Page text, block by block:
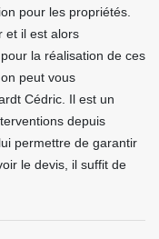
pour les propriétés.
et il est alors
la réalisation de ces
peut vous
Cédric. Il est un
depuis
permettre de garantir
le devis, il suffit de